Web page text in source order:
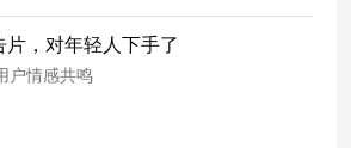
片，对年轻人下手了
户情感共鸣